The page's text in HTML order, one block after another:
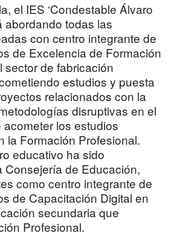
el IES ‘Condestable Álvaro
abordando todas las
con centro integrante de
de Excelencia de Formación
sector de fabricación
estudios y puesta
relacionados con la
disruptivas en el
los estudios
la Formación Profesional.
educativo ha sido
Consejería de Educación,
como centro integrante de
de Capacitación Digital en
secundaria que
Profesional.